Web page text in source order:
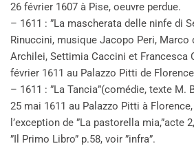
26 février 1607 à Pise, oeuvre perdue.
– 1611 : ”La mascherata delle ninfe di
Rinuccini, musique Jacopo Peri, Marco
Archilei, Settimia Caccini et Francesca
février 1611 au Palazzo Pitti de
– 1611 : ”La Tancia”(comédie, texte M.
25 mai 1611 au Palazzo Pitti à
l’exception de ”La pastorella mia,”acte
”Il Primo Libro” p.58, voir ”infra”.